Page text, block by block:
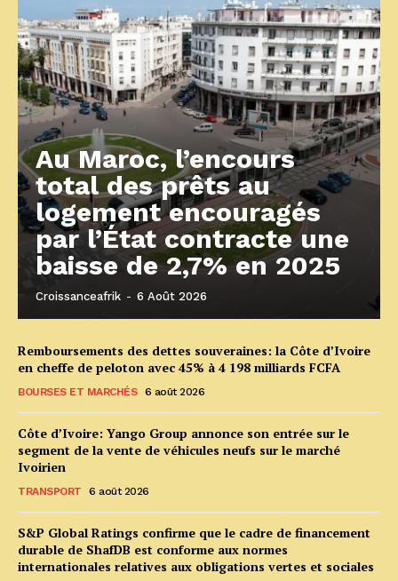
Au Maroc, l’encours
total des prêts au
logement encouragés
par l’État contracte une
baisse de 2,7% en 2025
Croissanceafrik - 6 Août 2026
Remboursements des dettes souveraines: la Côte d’Ivoire
en cheffe de peloton avec 45% à 4 198 milliards FCFA
BOURSES ET MARCHÉS 6 août 2026
Côte d’Ivoire: Yango Group annonce son entrée sur le
segment de la vente de véhicules neufs sur le marché
Ivoirien
TRANSPORT 6 août 2026
S&P Global Ratings confirme que le cadre de financement
durable de ShafDB est conforme aux normes
internationales relatives aux obligations vertes et sociales